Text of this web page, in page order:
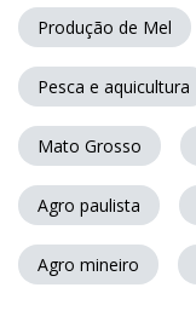
Produção de Mel
Pesca e aquicultura
Mato Grosso
Agro paulista
Agro mineiro